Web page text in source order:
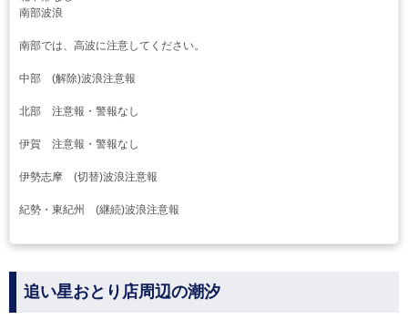
南部波浪
南部では、高波に注意してください。
中部 (解除)波浪注意報
北部 注意報・警報なし
伊賀 注意報・警報なし
伊勢志摩 (切替)波浪注意報
紀勢・東紀州 (継続)波浪注意報
追い星おとり店周辺の潮汐